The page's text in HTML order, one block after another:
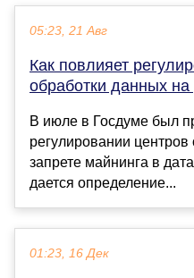
05:23, 21 Авг
Как повлияет
обработки данных на
В июле в Госдуме был
регулировании
запрете майнинга в
дается определение...
01:23, 16 Дек